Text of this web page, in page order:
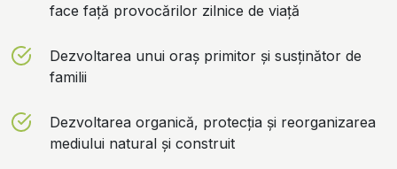
face față provocărilor zilnice de viață
Dezvoltarea unui oraș primitor și susținător de
familii
Dezvoltarea organică, protecția și reorganizarea
mediului natural și construit